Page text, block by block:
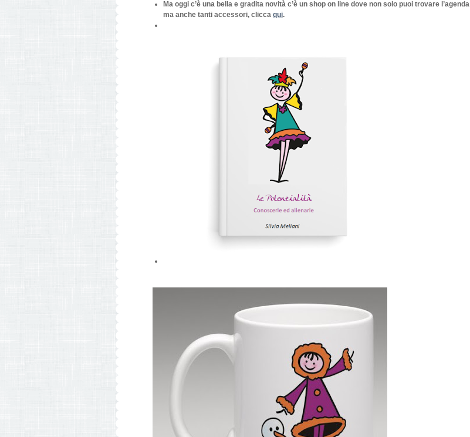
Ma oggi c’è una bella e gradita novità c’è un shop on line dove non solo puoi trovare l’agenda
ma anche tanti accessori, clicca qui.